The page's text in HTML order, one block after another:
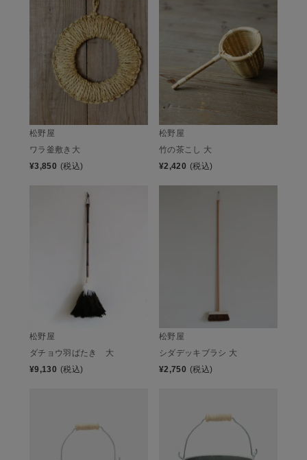
松野屋
ワラ釜敷き大
¥3,850 (税込)
松野屋
竹の茶こし 大
¥2,420 (税込)
松野屋
ダチョウ羽ばたき 大
¥9,130 (税込)
松野屋
シダデッキブラシ 大
¥2,750 (税込)